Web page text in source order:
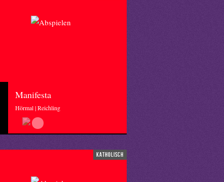
Manifesta
Hörmal | Reichling
katholisch